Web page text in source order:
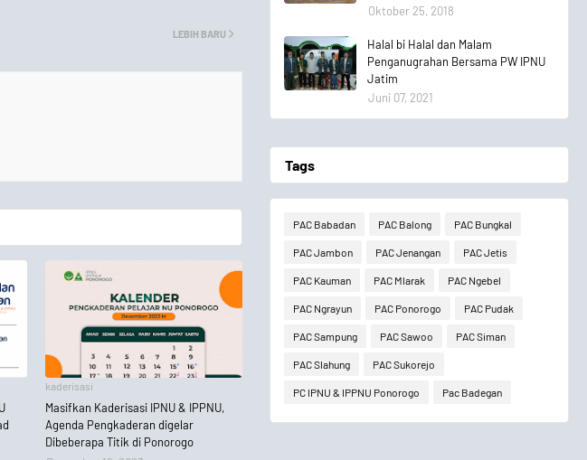
LEBIH BARU
kaderisasi
Masifkan Kaderisasi IPNU & IPPNU,
Agenda Pengkaderan digelar
Dibeberapa Titik di Ponorogo
Oktober 25, 2018
Halal bi Halal dan Malam
Penganugrahan Bersama PW IPNU
Jatim
Juni 07, 2021
Tags
PAC Babadan PAC Balong PAC Bungkal
PAC Jambon PAC Jenangan PAC Jetis
PAC Kauman PAC Mlarak PAC Ngebel
PAC Ngrayun PAC Ponorogo PAC Pudak
PAC Sampung PAC Sawoo PAC Siman
PAC Slahung PAC Sukorejo
PC IPNU & IPPNU Ponorogo Pac Badegan